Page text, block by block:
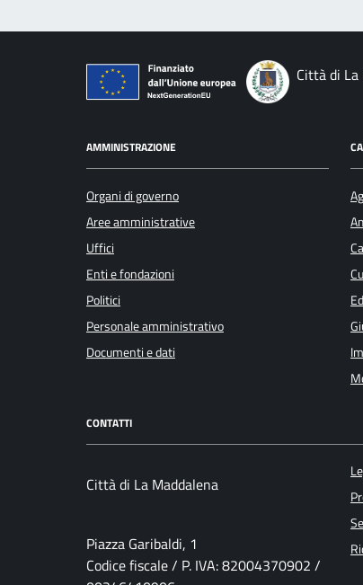
Città di
AMMINISTRAZIONE
Organi di governo
Aree amministrative
Uffici
Enti e fondazioni
Politici
Personale amministrativo
Documenti e dati
CONTATTI
Città di La Maddalena
Piazza Garibaldi, 1
Codice fiscale / P. IVA: 82004370902 /